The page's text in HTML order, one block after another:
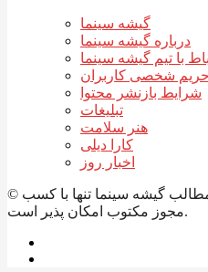
گیشه سینما
درباره گیشه سینما
با تیم گیشه سینما
حریم شخصی کاربران
شرایط بازنشر محتوا
تبلیغات
هنر سلامت
کارا دیلی
اخبار روز
© کپی بخش یا کل هر کدام از مطالب گیشه سینما تنها با کسب
مجوز مکتوب امکان پذیر است.